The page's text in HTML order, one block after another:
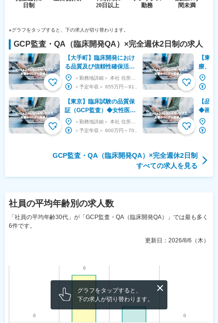
※グラフをタップすると、下の求人が切り替わります。
GCP監査・QA（臨床開発QA） ×完全週休2日制の求人
【大手町】臨床開発におけ
る品質及び信頼性確保活動
◆東証プライム上場・キリ
ングループ／福利厚生充実
【東京】臨床試験の品質保
証（GCP監査）◆女性医療
のパイオニア／バイオシミ
ラー展開
【東
療、オ
受託
～
【品
◆画像
に寄
◆フレ
GCP監査・QA（臨床開発QA） ×完全週休2日制
すべての求人を見る
社員の平均年齢別の求人数
「社員の平均年齢30代」が「GCP監査・QA（臨床開発QA）」では最も多く
6件です。
更新日： 2026/8/6（木）
グラフをタップすると、
下の求人が切り替わります。